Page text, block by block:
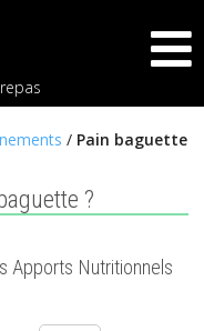
/ Pain baguette
?
Apports Nutritionnels